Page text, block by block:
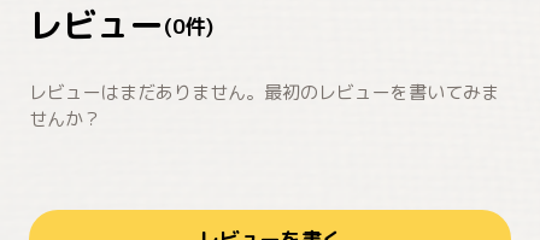
レビュー(0件)
レビューはまだありません。最初のレビューを書いてみま
せんか？